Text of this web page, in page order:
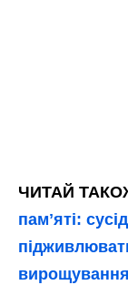
ЧИТАЙ
памʼяті:
вирощування